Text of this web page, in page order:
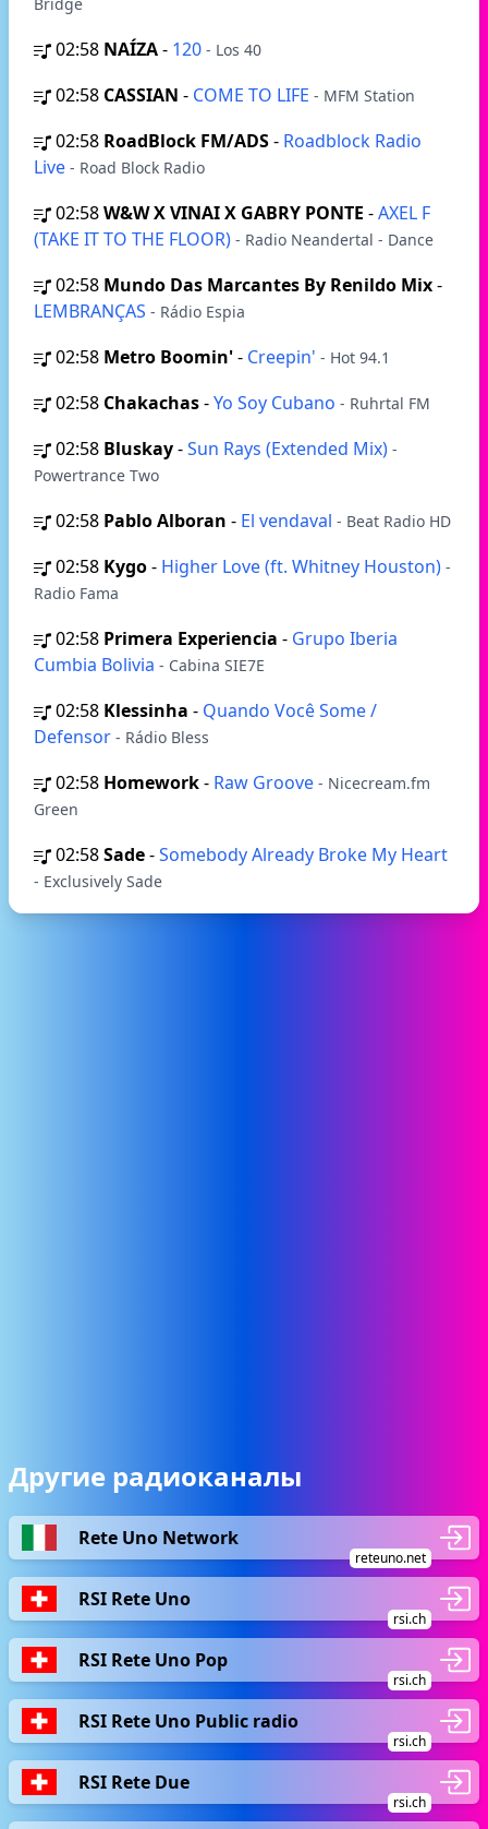
02:58 NAÍZA- 120 - Los 40
02:58 CASSIAN - COME TO LIFE - MFM Station
02:58 RoadBlock FM/ADS- Roadblock Radio
Live - Road Block Radio
02:58W&W X VINAI X GABRY PONTE -AXEL F
(TAKE IT TO THE FLOOR) - Radio Neandertal - Dance
02:58 Mundo Das Marcantes By Renildo Mix-
LEMBRANÇAS - Rádio Espia
02:58 Metro Boomin'- Creepin' - Hot 94.1
02:58 Chakachas-Yo Soy Cubano - Ruhrtal FM
02:58 Bluskay-Sun Rays (Extended Mix) -
Powertrance Two
02:58 Pablo Alboran - El vendaval - Beat Radio HD
02:58 Kygo- Higher Love (ft. Whitney Houston) -
Radio Fama
02:58 Primera Experiencia - Grupo Iberia
Cumbia Bolivia - Cabina SIE7E
02:58 Klessinha - Quando Você Some /
Defensor - Rádio Bless
02:58 Homework- Raw Groove - Nicecream.fm
Green
02:58Sade-Somebody Already Broke My Heart
- Exclusively Sade
Другие радиоканалы
Rete Uno Network
reteuno.net
RSI Rete Uno
rsi.ch
RSI Rete Uno Pop
rsi.ch
RSI Rete Uno Public radio
rsi.ch
RSI Rete Due
rsi.ch